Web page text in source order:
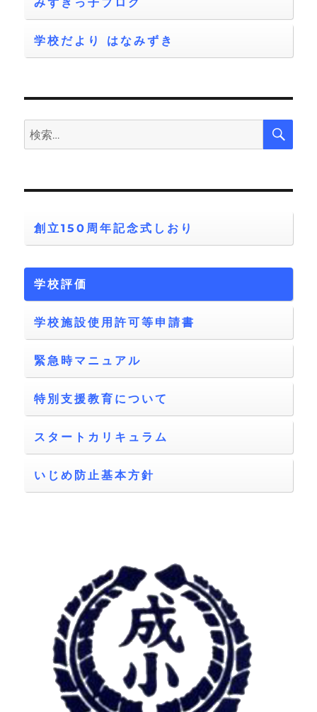
みずきっ子ブログ
学校だより はなみずき
検
索:
検
創立150周年記念式しおり
学校評価
学校施設使用許可等申請書
緊急時マニュアル
特別支援教育について
スタートカリキュラム
いじめ防止基本方針